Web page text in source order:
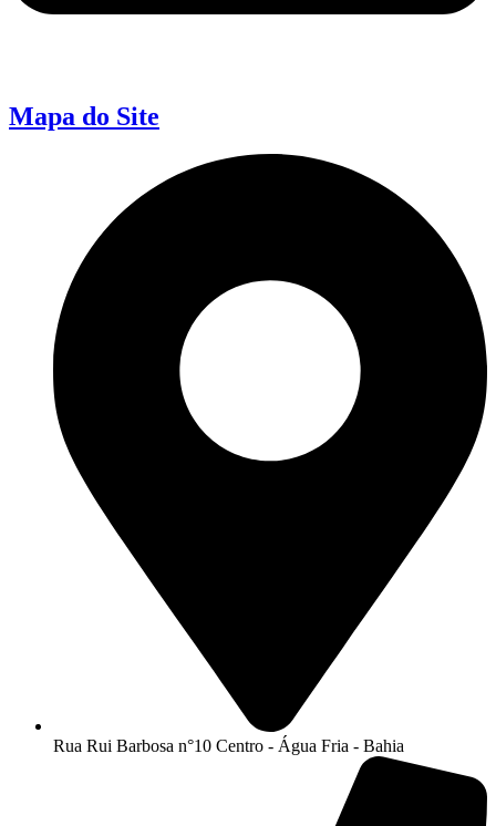
Mapa do Site
Rua Rui Barbosa n°10 Centro - Água Fria - Bahia